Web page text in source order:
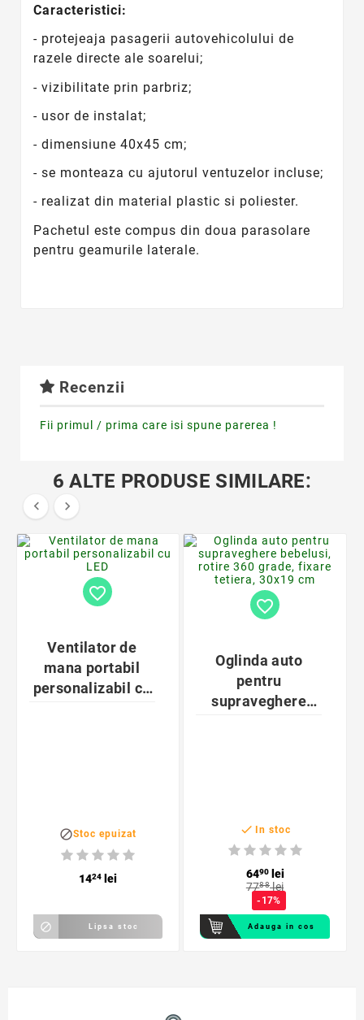
Caracteristici:
- protejeaja pasagerii autovehicolului de
razele directe ale soarelui;
- vizibilitate prin parbriz;
- usor de instalat;
- dimensiune 40x45 cm;
- se monteaza cu ajutorul ventuzelor incluse;
- realizat din material plastic si poliester.
Pachetul este compus din doua parasolare
pentru geamurile laterale.
Recenzii
Fii primul / prima care isi spune parerea !
6 ALTE PRODUSE SIMILARE:
 
favorite_border
Ventilator de
mana portabil
personalizabil cu
Stoc epuizat
1424lei
 Lipsa stoc
favorite_border
Oglinda auto
pentru
supraveghere
 In stoc
6490lei
7788lei
-17%
Adauga in cos